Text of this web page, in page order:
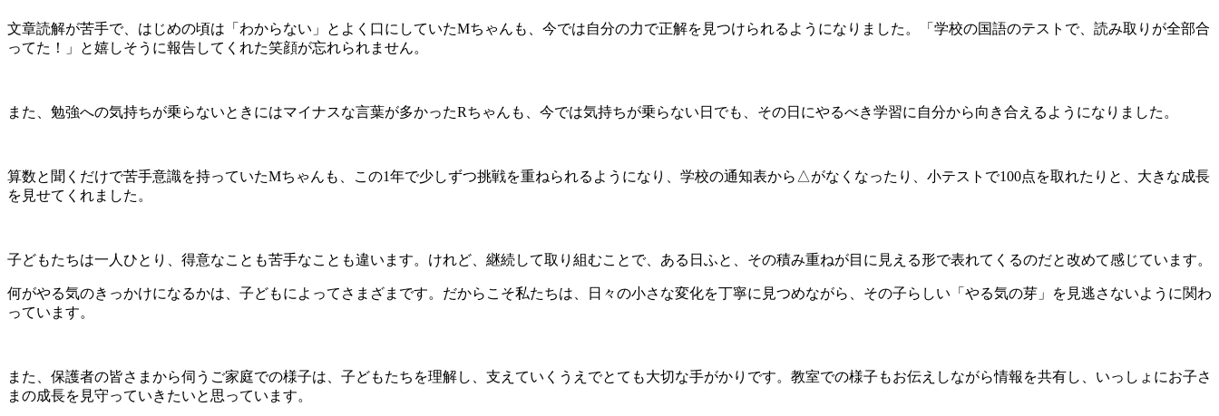
文章読解が苦手で、はじめの頃は「わからない」とよく口にしていたMちゃんも、今では自分の力で正解を見つけられるようになりました。「学校の国語のテストで、読み取りが全部合
ってた！」と嬉しそうに報告してくれた笑顔が忘れられません。
また、勉強への気持ちが乗らないときにはマイナスな言葉が多かったRちゃんも、今では気持ちが乗らない日でも、その日にやるべき学習に自分から向き合えるようになりました。
算数と聞くだけで苦手意識を持っていたMちゃんも、この1年で少しずつ挑戦を重ねられるようになり、学校の通知表から△がなくなったり、小テストで100点を取れたりと、大きな成長
を見せてくれました。
子どもたちは一人ひとり、得意なことも苦手なことも違います。けれど、継続して取り組むことで、ある日ふと、その積み重ねが目に見える形で表れてくるのだと改めて感じています。
何がやる気のきっかけになるかは、子どもによってさまざまです。だからこそ私たちは、日々の小さな変化を丁寧に見つめながら、その子らしい「やる気の芽」を見逃さないように関わ
っています。
また、保護者の皆さまから伺うご家庭での様子は、子どもたちを理解し、支えていくうえでとても大切な手がかりです。教室での様子もお伝えしながら情報を共有し、いっしょにお子さ
まの成長を見守っていきたいと思っています。